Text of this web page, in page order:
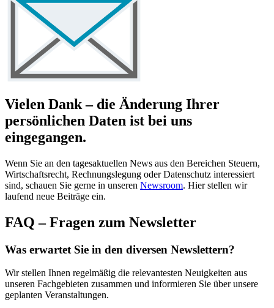
Vielen Dank – die Änderung Ihrer
persönlichen Daten ist bei uns
eingegangen.
Wenn Sie an den tagesaktuellen News aus den Bereichen Steuern,
Wirtschaftsrecht, Rechnungslegung oder Datenschutz interessiert
sind, schauen Sie gerne in unseren Newsroom. Hier stellen wir
laufend neue Beiträge ein.
FAQ – Fragen zum Newsletter
Was erwartet Sie in den diversen Newslettern?
Wir stellen Ihnen regelmäßig die relevantesten Neuigkeiten aus
unseren Fachgebieten zusammen und informieren Sie über unsere
geplanten Veranstaltungen.